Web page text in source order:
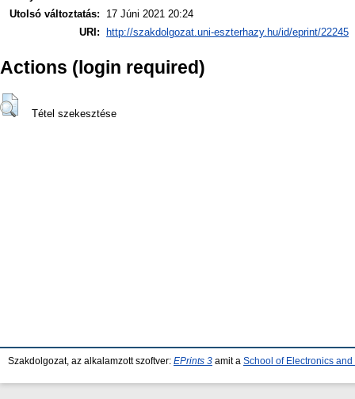
Utolsó változtatás:
17 Júni 2021 20:24
URI:
http://szakdolgozat.uni-eszterhazy.hu/id/eprint/22245
Actions (login required)
Tétel szekesztése
Szakdolgozat, az alkalamzott szoftver: EPrints 3 amit a School of Electronics